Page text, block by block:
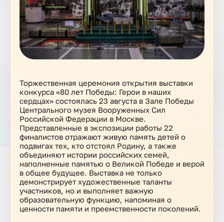
Торжественная церемония открытия выставки
конкурса «80 лет Победы: Герои в наших
сердцах» состоялась 23 августа в Зале Победы
Центрального музея Вооруженных Сил
Российской Федерации в Москве.
Представленные в экспозиции работы 22
финалистов отражают живую память детей о
подвигах тех, кто отстоял Родину, а также
объединяют истории российских семей,
наполненные памятью о Великой Победе и верой
в общее будущее. Выставка не только
демонстрирует художественные таланты
участников, но и выполняет важную
образовательную функцию, напоминая о
ценности памяти и преемственности поколений.